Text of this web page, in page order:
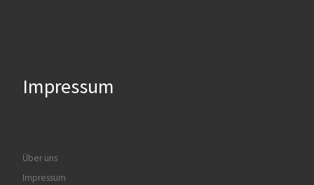
Impressum
Über uns
Impressum